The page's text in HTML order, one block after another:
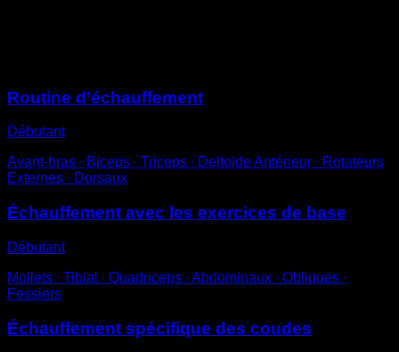
Routine d’échauffement
Débutant
Avant-bras ∙ Biceps ∙ Triceps ∙ Deltoïde Antérieur ∙ Rotateurs
Externes ∙ Dorsaux
Échauffement avec les exercices de base
Débutant
Mollets ∙ Tibial ∙ Quadriceps ∙ Abdominaux ∙ Obliques ∙
Fessiers
Échauffement spécifique des coudes